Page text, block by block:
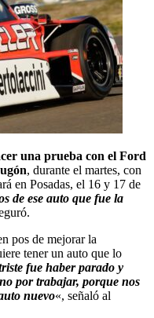
una prueba con el Ford
, durante el martes, con
en Posadas, el 16 y 17 de
de ese auto que fue la
pos de mejorar la
tener un auto que lo
fue haber parado y
por trabajar, porque nos
nuevo«, señaló al